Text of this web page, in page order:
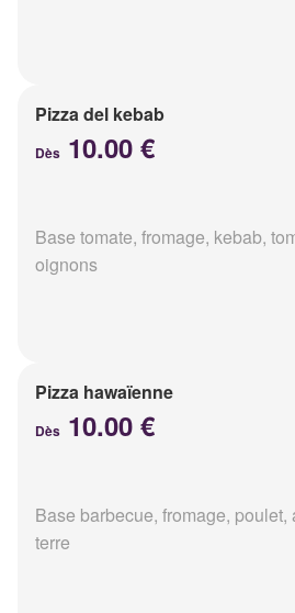
Pizza del kebab
Dès 10.00 €
Base tomate, fromage, kebab,
oignons
Pizza hawaïenne
Dès 10.00 €
Base barbecue, fromage,
terre